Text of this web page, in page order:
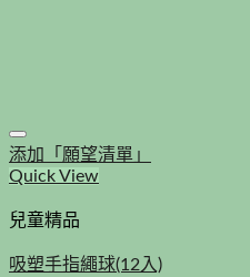
添加「願望清單」
Quick View
兒童精品
吸塑手指繩球(12入)